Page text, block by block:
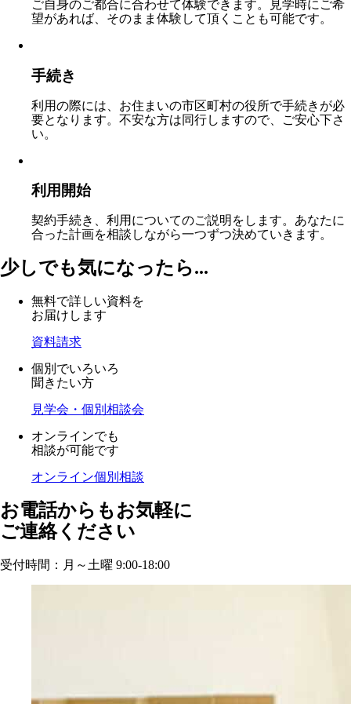
ご自身のご都合に合わせて体験できます。見学時にご希
望があれば、そのまま体験して頂くことも可能です。
手続き
利用の際には、お住まいの市区町村の役所で手続きが必
要となります。不安な方は同行しますので、ご安心下さ
い。
利用開始
契約手続き、利用についてのご説明をします。あなたに
合った計画を相談しながら一つずつ決めていきます。
少しでも気になったら...
無料で詳しい資料を
お届けします
資料請求
個別でいろいろ
聞きたい方
見学会・個別相談会
オンラインでも
相談が可能です
オンライン個別相談
お電話からもお気軽に
ご連絡ください
受付時間：月～土曜 9:00-18:00